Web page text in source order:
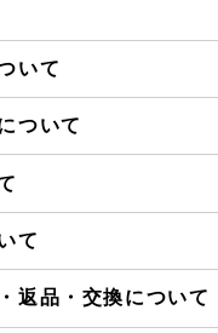
いて
ついて
て
返品・交換について